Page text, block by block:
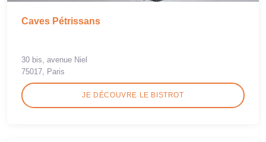
Caves Pétrissans
30 bis, avenue Niel
75017, Paris
JE DÉCOUVRE LE BISTROT